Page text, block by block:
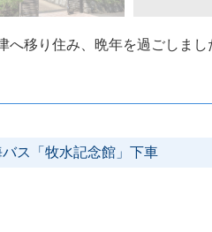
へ移り住み、晩年を過ごしま
ス「牧水記念館」下車